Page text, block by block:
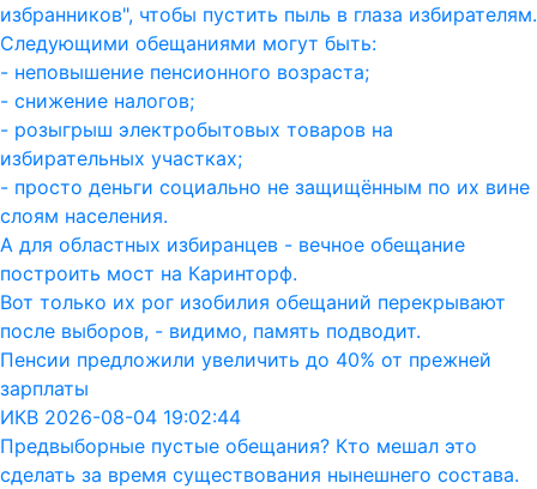
избранников", чтобы пустить пыль в глаза избирателям.
Следующими обещаниями могут быть:
- неповышение пенсионного возраста;
- снижение налогов;
- розыгрыш электробытовых товаров на
избирательных участках;
- просто деньги социально не защищённым по их вине
слоям населения.
А для областных избиранцев - вечное обещание
построить мост на Каринторф.
Вот только их рог изобилия обещаний перекрывают
после выборов, - видимо, память подводит.
Пенсии предложили увеличить до 40% от прежней
зарплаты
ИКВ 2026-08-04 19:02:44
Предвыборные пустые обещания? Кто мешал это
сделать за время существования нынешнего состава.